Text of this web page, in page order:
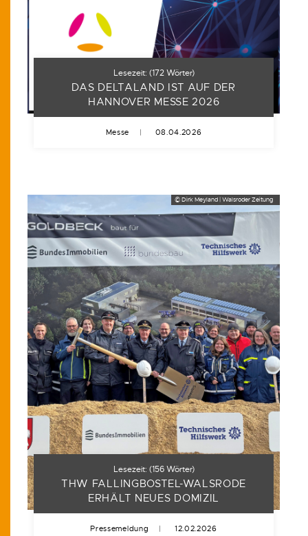
Lesezeit: (172Wörter)
DAS DELTALAND IST AUF DER
HANNOVER MESSE 2026
Messe | 08.04.2026
© Dirk Meyland | Walsroder Zeitung
Lesezeit: (156Wörter)
THW FALLINGBOSTEL-WALSRODE
ERHÄLT NEUES DOMIZIL
Pressemeldung | 12.02.2026